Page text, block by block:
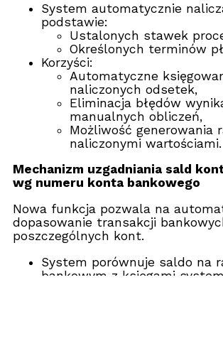
System automatycznie
podstawie:
Ustalonych stawek
Określonych terminów
Korzyści:
Automatyczne
naliczonych odsetek,
Eliminacja błędów
manualnych obliczeń,
Możliwość generowania
naliczonymi wartościami.
Mechanizm uzgadniania sald
wg numeru konta bankowego
Nowa funkcja pozwala na
dopasowanie transakcji
poszczególnych kont.
System porównuje saldo na
bankowym z księgami